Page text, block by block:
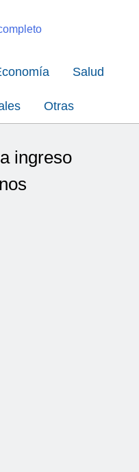
Salud
Otras
ingreso